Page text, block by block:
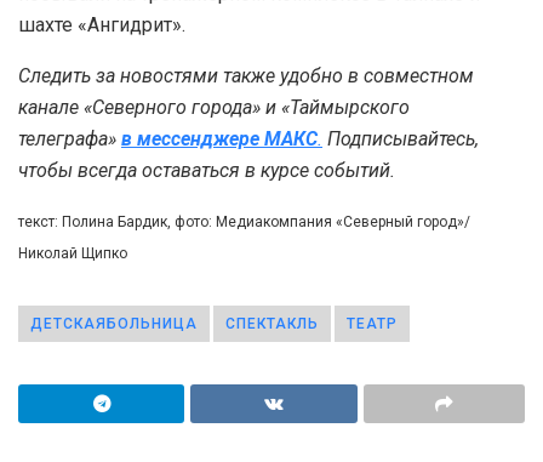
шахте «Ангидрит».
Следить за новостями также удобно в совместном
канале «Северного города» и «Таймырского
телеграфа» в мессенджере MAКС. Подписывайтесь,
чтобы всегда оставаться в курсе событий.
текст: Полина Бардик, фото: Медиакомпания «Северный город»/
Николай Щипко
ДЕТСКАЯБОЛЬНИЦА СПЕКТАКЛЬ ТЕАТР